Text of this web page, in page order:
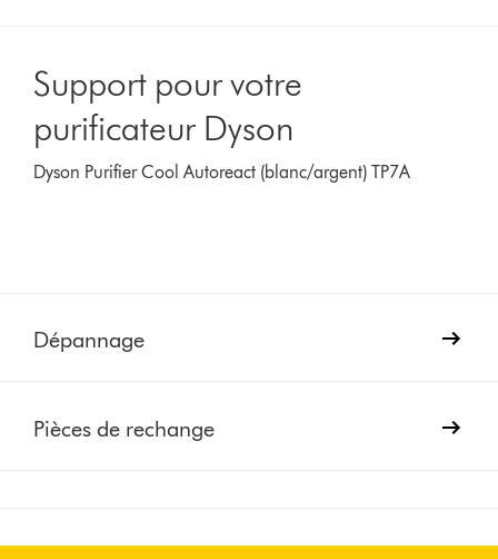
Support pour votre
purificateur Dyson
Dyson Purifier Cool Autoreact (blanc/argent) TP7A
Dépannage
Pièces de rechange